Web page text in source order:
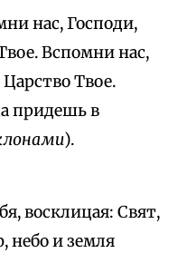
нас, Господи,
Вспомни нас,
Твое.
придешь в
).
восклицая: Свят,
небо и земля